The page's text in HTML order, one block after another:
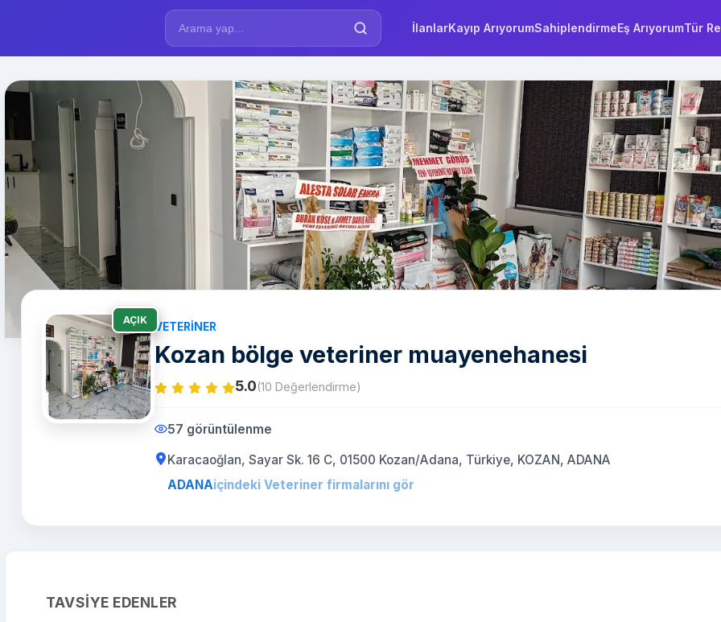
İlanlarKayıp ArıyorumSahiplendirmeEş ArıyorumTür
AÇIK
VETERINER
Kozan bölge veteriner muayenehanesi
5.0(10 Değerlendirme)
57 görüntülenme
Karacaoğlan, Sayar Sk. 16 C, 01500 Kozan/Adana, Türkiye, KOZAN, ADANA
ADANAiçindeki Veteriner firmalarını gör
TAVSIYE EDENLER